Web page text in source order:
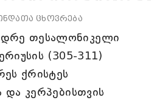
ცხოვრება
თესალონიკელი
(305-311)
ქრისტეს
და კერპებისთვის